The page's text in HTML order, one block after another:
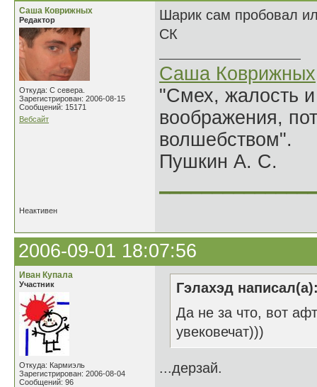
Саша Коврижных
Редактор
Откуда: С севера.
Зарегистрирован: 2006-08-15
Сообщений: 15171
Вебсайт
Шарик сам пробовал
СК
Саша Коврижных
"Смех, жалость
воображения,
волшебством".
Пушкин А. С.
Неактивен
2006-09-01 18:07:56
Иван Купала
Участник
Откуда: Кармиэль
Зарегистрирован: 2006-08-04
Сообщений: 96
Гэлахэд
Да не за что, вот
увековечат)))
...дерзай.